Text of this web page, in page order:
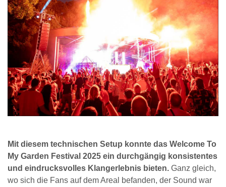
Mit diesem technischen Setup konnte das Welcome To
My Garden Festival 2025 ein durchgängig konsistentes
und eindrucksvolles Klangerlebnis bieten. Ganz gleich,
wo sich die Fans auf dem Areal befanden, der Sound war